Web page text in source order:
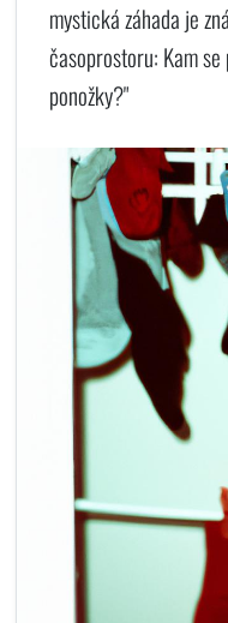
mystická záhada je
časoprostoru: Kam
ponožky?"